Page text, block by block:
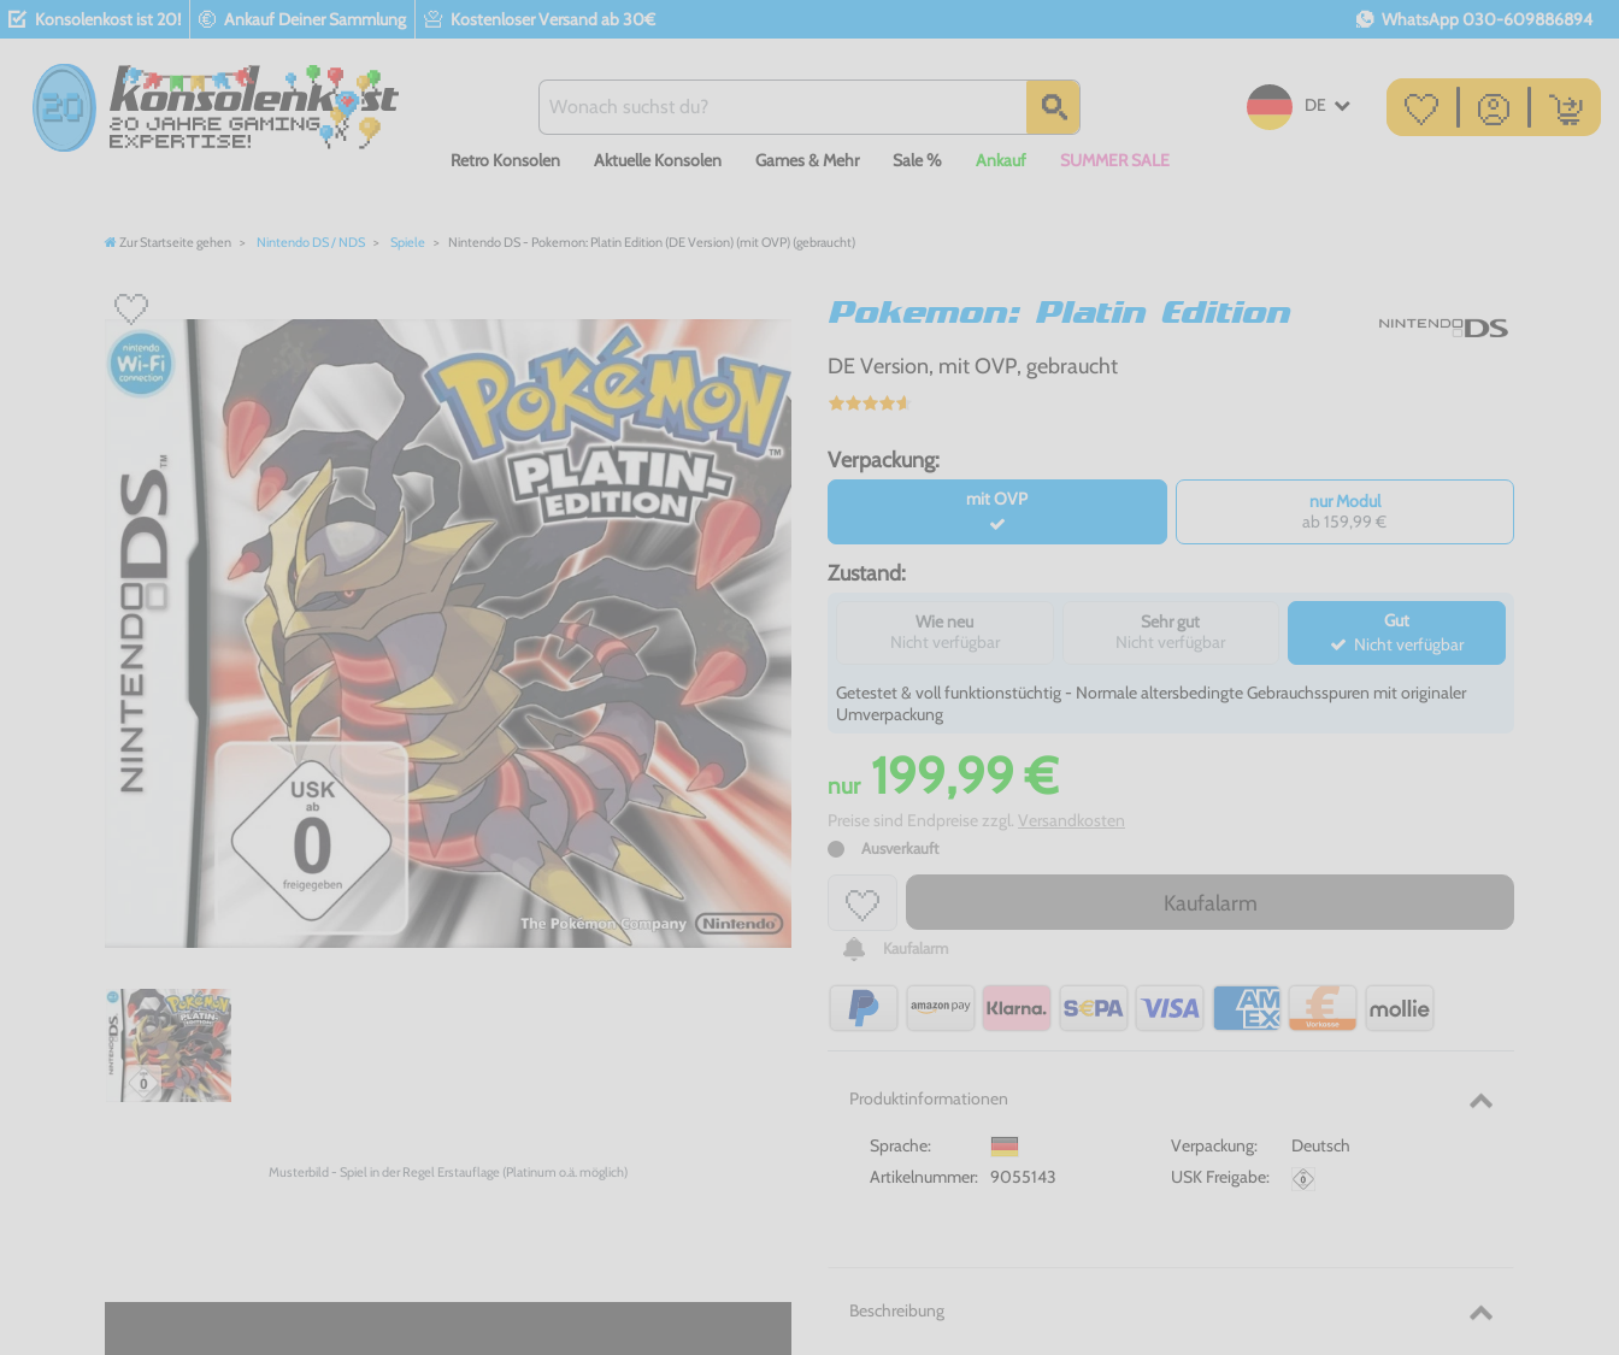
Konsolenkost ist 20! Ankauf Deiner Sammlung Kostenloser Versand ab 30€ WhatsApp 030-609886894
DE
Retro Konsolen Aktuelle Konsolen Games & Mehr Sale % Ankauf SUMMER SALE
Zur Startseite gehen Nintendo DS / NDS Spiele Nintendo DS - Pokemon: Platin Edition (DE Version) (mit OVP) (gebraucht)
Musterbild - Spiel in der Regel Erstauflage (Platinum o.ä. möglich)
Pokemon: Platin Edition
DE Version, mit OVP, gebraucht
Verpackung:
mit OVP
nur Modul
ab 159,99 €
Zustand:
Wie neu
Nicht verfügbar
Sehr gut
Nicht verfügbar
Gut
Nicht verfügbar
Getestet & voll funktionstüchtig - Normale altersbedingte Gebrauchsspuren mit originaler
Umverpackung
nur199,99 €
Preise sind Endpreise zzgl. Versandkosten
Ausverkauft
Kaufalarm
Kaufalarm
Produktinformationen
Sprache: Verpackung:
Deutsch
Artikelnummer:
9055143 USK Freigabe:
Beschreibung